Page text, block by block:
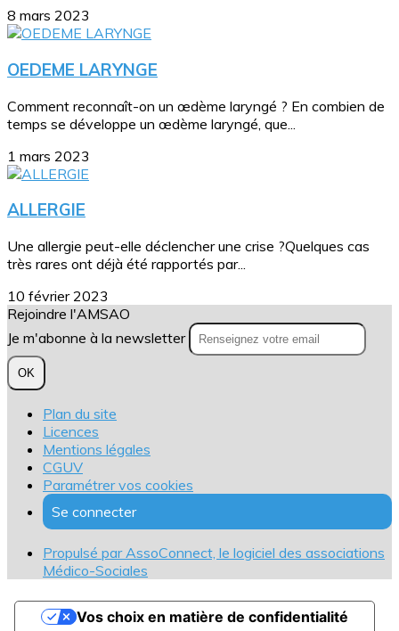
8 mars 2023
OEDEME LARYNGE
Comment reconnaît-on un œdème laryngé ? En combien de
temps se développe un œdème laryngé, que...
1 mars 2023
ALLERGIE
Une allergie peut-elle déclencher une crise ?Quelques cas
très rares ont déjà été rapportés par...
10 février 2023
Rejoindre l'AMSAO
Je m'abonne à la newsletter
OK
Plan du site
Licences
Mentions légales
CGUV
Paramétrer vos cookies
Se connecter
Propulsé par AssoConnect, le logiciel des associations
Médico-Sociales
Vos choix en matière de confidentialité